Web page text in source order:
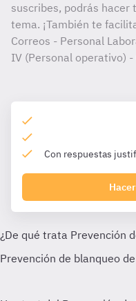
suscribes, podrás hacer
tema. ¡También te
Correos - Personal
IV (Personal operativo) -
Con respuestas